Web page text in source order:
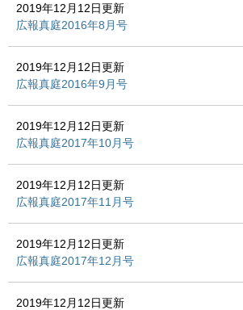
2019年12月12日更新
広報真庭2016年8月号
2019年12月12日更新
広報真庭2016年9月号
2019年12月12日更新
広報真庭2017年10月号
2019年12月12日更新
広報真庭2017年11月号
2019年12月12日更新
広報真庭2017年12月号
2019年12月12日更新